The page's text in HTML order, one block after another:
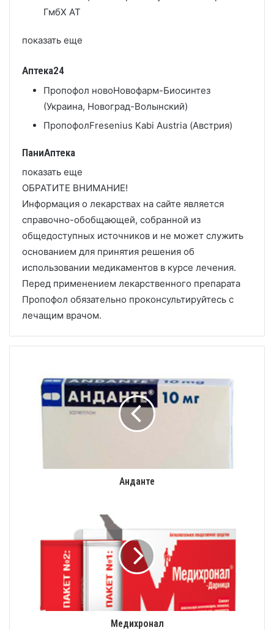
ГмбХ AT
показать еще
Аптека24
Пропофол новоНовофарм-Биосинтез
(Украина, Новоград-Волынский)
ПропофолFresenius Kabi Austria (Австрия)
ПаниАптека
показать еще
ОБРАТИТЕ ВНИМАНИЕ!
Информация о лекарствах на сайте является
справочно-обобщающей, собранной из
общедоступных источников и не может служить
основанием для принятия решения об
использовании медикаментов в курсе лечения.
Перед применением лекарственного препарата
Пропофол обязательно проконсультируйтесь с
лечащим врачом.
Анданте
Медихронал